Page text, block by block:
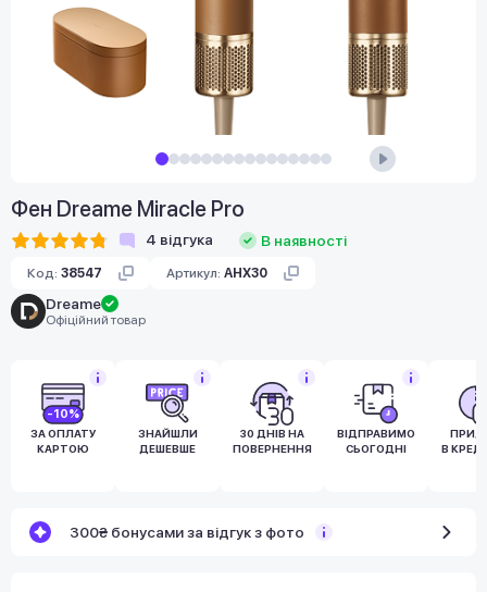
Фен Dreame Miracle Pro
4 відгука В наявності
Код: 38547 Артикул: AHX30
Dreame
Офіційний товар
-10%
ЗА ОПЛАТУ
КАРТОЮ
ЗНАЙШЛИ
ДЕШЕВШЕ
30 ДНІВ НА
ПОВЕРНЕННЯ
ВІДПРАВИМО
СЬОГОДНІ
В
300₴ бонусами за відгук з фото